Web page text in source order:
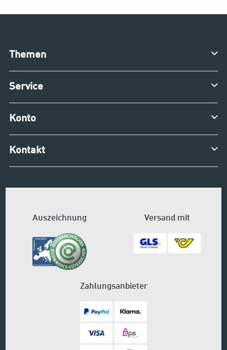
Themen
Service
Konto
Kontakt
Auszeichnung Versand mit
Zahlungsanbieter